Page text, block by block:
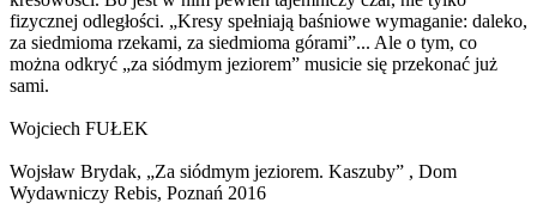
fizycznej odległości. „Kresy spełniają baśniowe wymaganie: daleko,
za siedmioma rzekami, za siedmioma górami”... Ale o tym, co
można odkryć „za siódmym jeziorem” musicie się przekonać już
sami.
Wojciech FUŁEK
Wojsław Brydak, „Za siódmym jeziorem. Kaszuby” , Dom
Wydawniczy Rebis, Poznań 2016